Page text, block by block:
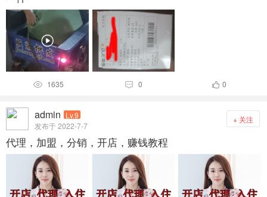
 1635  0  0
admin Lv.9
发布于 2022-7-7
+ 关注
代理，加盟，分销，开店，赚钱教程